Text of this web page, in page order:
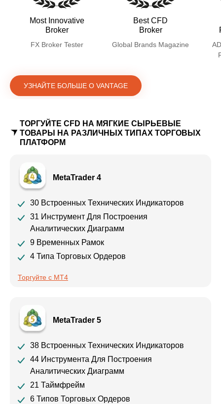
Most Innovative
Broker
FX Broker Tester
Best CFD
Broker
Global Brands Magazine
УЗНАЙТЕ БОЛЬШЕ О VANTAGE
ТОРГУЙТЕ CFD НА МЯГКИЕ СЫРЬЕВЫЕ
ТОВАРЫ НА РАЗЛИЧНЫХ ТИПАХ ТОРГОВЫХ
ПЛАТФОРМ
MetaTrader 4
30 Встроенных Технических Индикаторов
31 Инструмент Для Построения
Аналитических Диаграмм
9 Временных Рамок
4 Типа Торговых Ордеров
Торгуйте с MT4
MetaTrader 5
38 Встроенных Технических Индикаторов
44 Инструмента Для Построения
Аналитических Диаграмм
21 Таймфрейм
6 Типов Торговых Ордеров